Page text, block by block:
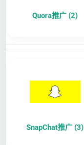
Quora推广 (2)
SnapChat推广 (3)